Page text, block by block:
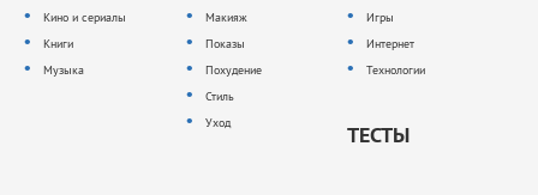
Кино и сериалы
Книги
Музыка
Макияж
Показы
Похудение
Стиль
Уход
Игры
Интернет
Технологии
ТЕСТЫ